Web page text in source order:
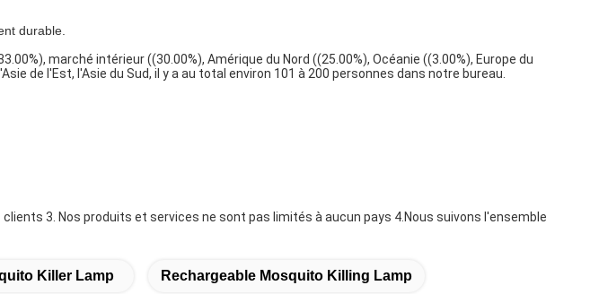
durable.
marché intérieur ((30.00%), Amérique du Nord ((25.00%), Océanie ((3.00%), Europe du
de l'Est, l'Asie du Sud, il y a au total environ 101 à 200 personnes dans notre bureau.
3. Nos produits et services ne sont pas limités à aucun pays 4.Nous suivons l'ensemble
Killer Lamp Rechargeable Mosquito Killing Lamp